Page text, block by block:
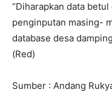
“Diharapkan data
penginputan masing-
database desa
(Red)
Sumber : Andang